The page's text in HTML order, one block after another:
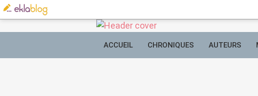
ACCUEIL CHRONIQUES AUTEURS